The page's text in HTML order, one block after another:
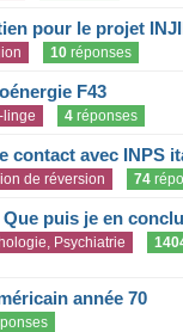
pour le projet
10 réponses
F43
linge 4 réponses
contact avec INPS
de réversion 74
Que puis je en
Psychiatrie
année 70